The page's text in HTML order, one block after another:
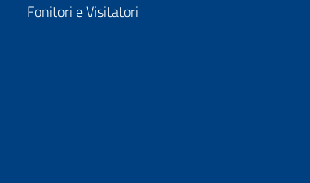
Fonitori e Visitatori